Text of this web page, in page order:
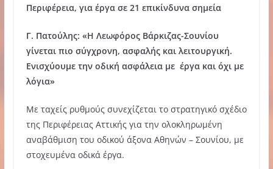
Περιφέρεια, για έργα σε 21 επικίνδυνα σημεία
Γ. Πατούλης: «Η Λεωφόρος Βάρκιζας-Σουνίου
γίνεται πιο σύγχρονη, ασφαλής και λειτουργική.
Ενισχύουμε την οδική ασφάλεια με έργα και όχι με
λόγια»
Με ταχείς ρυθμούς συνεχίζεται το στρατηγικό σχέδιο
της Περιφέρειας Αττικής για την ολοκληρωμένη
αναβάθμιση του οδικού άξονα Αθηνών – Σουνίου, με
στοχευμένα οδικά έργα.